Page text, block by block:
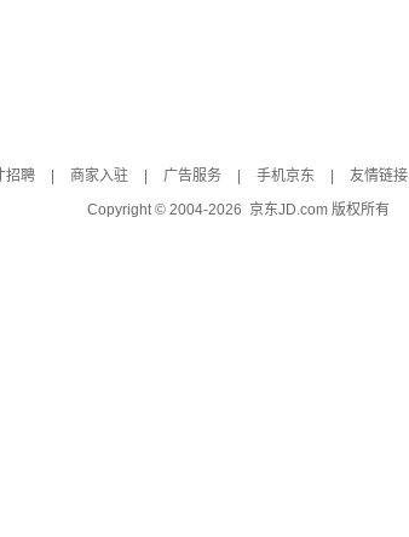
招聘 商家入驻 广告服务 手机京东 友情链接
Copyright © 2004-2026 京东JD.com 版权所有